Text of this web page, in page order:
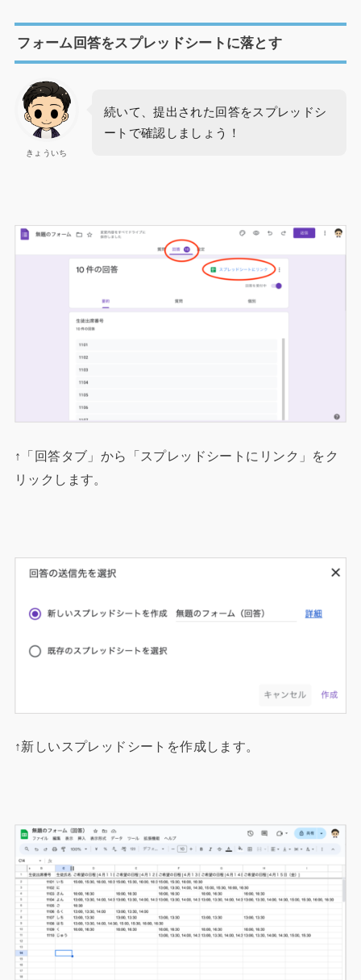
フォーム回答をスプレッドシートに落とす
きょういち
続いて、提出された回答をスプレッドシ
ートで確認しましょう！
↑「回答タブ」から「スプレッドシートにリンク」をク
リックします。
↑新しいスプレッドシートを作成します。